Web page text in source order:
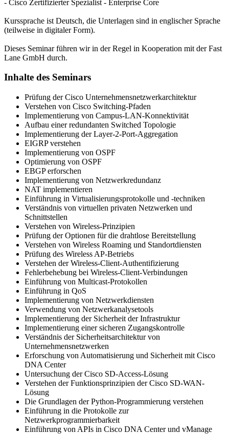
- Cisco Zertifizierter Spezialist - Enterprise Core
Kurssprache ist Deutsch, die Unterlagen sind in englischer Sprache
(teilweise in digitaler Form).
Dieses Seminar führen wir in der Regel in Kooperation mit der Fast
Lane GmbH durch.
Inhalte des Seminars
Prüfung der Cisco Unternehmensnetzwerkarchitektur
Verstehen von Cisco Switching-Pfaden
Implementierung von Campus-LAN-Konnektivität
Aufbau einer redundanten Switched Topologie
Implementierung der Layer-2-Port-Aggregation
EIGRP verstehen
Implementierung von OSPF
Optimierung von OSPF
EBGP erforschen
Implementierung von Netzwerkredundanz
NAT implementieren
Einführung in Virtualisierungsprotokolle und -techniken
Verständnis von virtuellen privaten Netzwerken und
Schnittstellen
Verstehen von Wireless-Prinzipien
Prüfung der Optionen für die drahtlose Bereitstellung
Verstehen von Wireless Roaming und Standortdiensten
Prüfung des Wireless AP-Betriebs
Verstehen der Wireless-Client-Authentifizierung
Fehlerbehebung bei Wireless-Client-Verbindungen
Einführung von Multicast-Protokollen
Einführung in QoS
Implementierung von Netzwerkdiensten
Verwendung von Netzwerkanalysetools
Implementierung der Sicherheit der Infrastruktur
Implementierung einer sicheren Zugangskontrolle
Verständnis der Sicherheitsarchitektur von
Unternehmensnetzwerken
Erforschung von Automatisierung und Sicherheit mit Cisco
DNA Center
Untersuchung der Cisco SD-Access-Lösung
Verstehen der Funktionsprinzipien der Cisco SD-WAN-
Lösung
Die Grundlagen der Python-Programmierung verstehen
Einführung in die Protokolle zur
Netzwerkprogrammierbarkeit
Einführung von APIs in Cisco DNA Center und vManage